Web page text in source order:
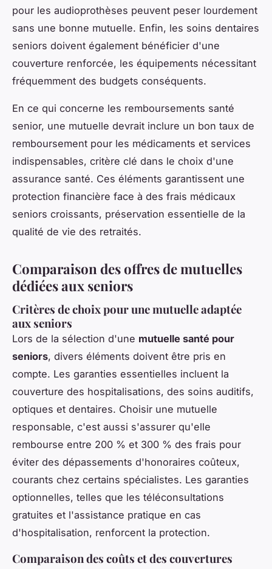
pour les audioprothèses peuvent peser lourdement
sans une bonne mutuelle. Enfin, les soins dentaires
seniors doivent également bénéficier d'une
couverture renforcée, les équipements nécessitant
fréquemment des budgets conséquents.
En ce qui concerne les remboursements santé
senior, une mutuelle devrait inclure un bon taux de
remboursement pour les médicaments et services
indispensables, critère clé dans le choix d'une
assurance santé. Ces éléments garantissent une
protection financière face à des frais médicaux
seniors croissants, préservation essentielle de la
qualité de vie des retraités.
Comparaison des offres de mutuelles
dédiées aux seniors
Critères de choix pour une mutuelle adaptée
aux seniors
Lors de la sélection d'une mutuelle santé pour
seniors, divers éléments doivent être pris en
compte. Les garanties essentielles incluent la
couverture des hospitalisations, des soins auditifs,
optiques et dentaires. Choisir une mutuelle
responsable, c'est aussi s'assurer qu'elle
rembourse entre 200 % et 300 % des frais pour
éviter des dépassements d'honoraires coûteux,
courants chez certains spécialistes. Les garanties
optionnelles, telles que les téléconsultations
gratuites et l'assistance pratique en cas
d'hospitalisation, renforcent la protection.
Comparaison des coûts et des couvertures